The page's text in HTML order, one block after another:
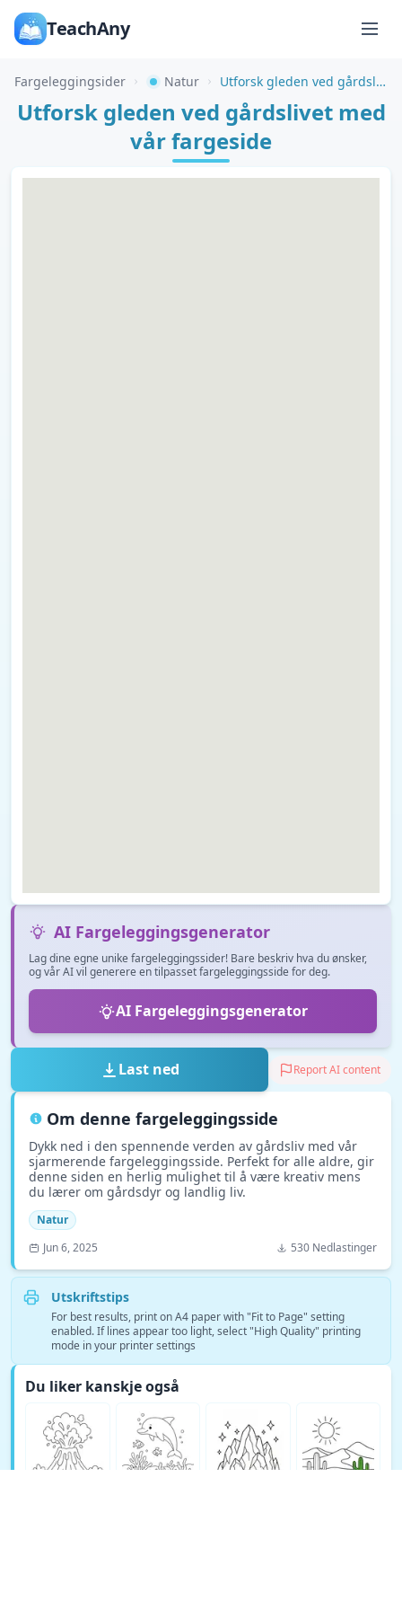
TeachAny
Fargeleggingsider Natur Utforsk gleden ved gårdslivet med vår fargeside
Utforsk gleden ved gårdslivet med
vår fargeside
AI Fargeleggingsgenerator
Lag dine egne unike fargeleggingssider! Bare beskriv hva du ønsker,
og vår AI vil generere en tilpasset fargeleggingsside for deg.
AI Fargeleggingsgenerator
Last ned Report AI content
Om denne fargeleggingsside
Dykk ned i den spennende verden av gårdsliv med vår
sjarmerende fargeleggingsside. Perfekt for alle aldre, gir
denne siden en herlig mulighet til å være kreativ mens
du lærer om gårdsdyr og landlig liv.
Natur
Jun 6, 2025
530 Nedlastinger
Utskriftstips
For best results, print on A4 paper with "Fit to Page" setting
enabled. If lines appear too light, select "High Quality" printing
mode in your printer settings
Du liker kanskje også